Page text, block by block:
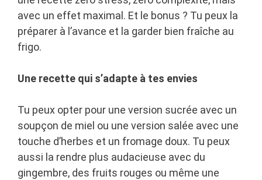
avec un effet maximal. Et le bonus ? Tu peux la
préparer à l’avance et la garder bien fraîche au
frigo.
Une recette qui s’adapte à tes envies
Tu peux opter pour une version sucrée avec un
soupçon de miel ou une version salée avec une
touche d’herbes et un fromage doux. Tu peux
aussi la rendre plus audacieuse avec du
gingembre, des fruits rouges ou même une